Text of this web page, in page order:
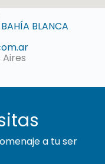
BLANCA
Aires
a tu ser